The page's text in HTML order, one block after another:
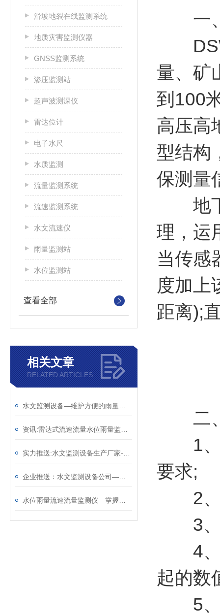
滑坡地裂在线监测系统
地质灾害监测仪器
GNSS监测系统
渗压监测站
超声波测深仪
雷达位计
电子水尺
水质监测
流量监测系统
流速监测系统
水文流速仪
雨量监测站
水位监测站
查看全部
相关文章
RELATED ARTICLES
一
量、矿
到100
高压高
型结构
保测量
地下
理，运
当传感
度加上
距离);
二
1、
要求;
2、
3、
4、
起的数
5、